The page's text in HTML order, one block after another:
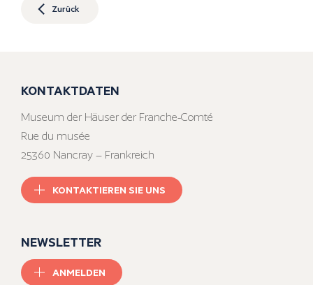
Zurück
KONTAKTDATEN
Museum der Häuser der Franche-Comté
Rue du musée
25360 Nancray – Frankreich
KONTAKTIEREN SIE UNS
NEWSLETTER
ANMELDEN